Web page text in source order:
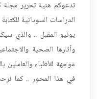
تدعوكم هئية تحرير مجلة
يونيو المقبل .. والذي
وآثارها الصحية
موجهة للأطباء
في هذا المحور .. كما